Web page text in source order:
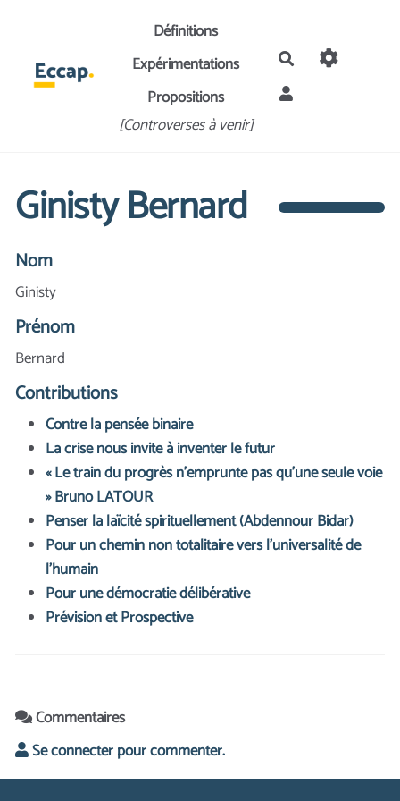
Aller au contenu principalDéfinitions
Expérimentations
Propositions
[Controverses à venir]
Rechercher
Ginisty Bernard
Nom
Ginisty
Prénom
Bernard
Contributions
Contre la pensée binaire
La crise nous invite à inventer le futur
« Le train du progrès n’emprunte pas qu’une seule voie
» Bruno LATOUR
Penser la laïcité spirituellement (Abdennour Bidar)
Pour un chemin non totalitaire vers l’universalité de
l’humain
Pour une démocratie délibérative
Prévision et Prospective
Commentaires
Se connecter pour commenter.